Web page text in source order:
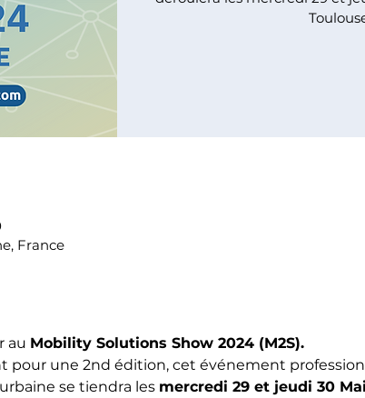
France
au Mobility Solutions Show 2024 (M2S).
pour une 2nd édition, cet événement
se tiendra les mercredi 29 et jeudi 30 Mai